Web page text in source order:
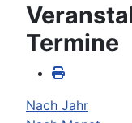
Termine
Nach Jahr